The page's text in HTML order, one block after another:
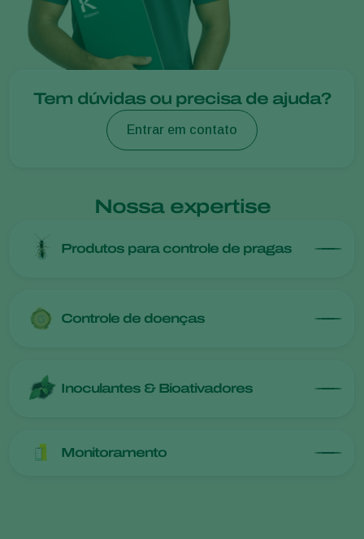
Tem dúvidas ou precisa de ajuda?
Entrar em contato
Nossa expertise
Produtos para controle de pragas
Controle de doenças
Inoculantes & Bioativadores
Monitoramento